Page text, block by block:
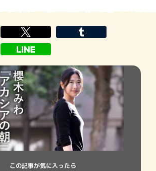
で校閲の仕事をしている。非正規雇用で働
く彼女は、仕事の合間に小説を書く。ひの
子の両親は既に
この記事が気に入ったら